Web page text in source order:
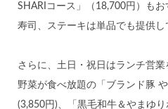
SHARIコース」（18,700円）もお
寿司、ステーキは単品でも提供し
さらに、土日・祝日はランチ営
野菜が食べ放題の「ブランド豚
(3,850円)、「黒毛和牛＆やまゆり